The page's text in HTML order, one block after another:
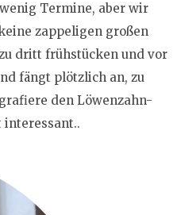
Termine, aber wir
zappeligen großen
dritt frühstücken und vor
fängt plötzlich an, zu
den Löwenzahn-
interessant..